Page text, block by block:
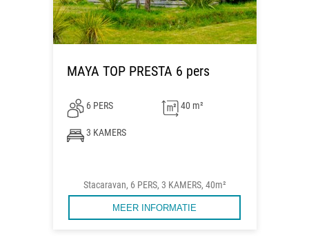
MAYA TOP PRESTA 6 pers
6 PERS 40 m²
3 KAMERS
Stacaravan, 6 PERS, 3 KAMERS, 40m²
MEER INFORMATIE